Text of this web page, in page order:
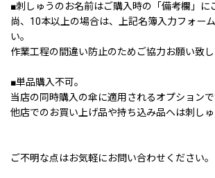
■刺しゅうのお名前はご購入時の「備考欄」に
尚、10本以上の場合は、上記名簿入力フォー
い。
作業工程の間違い防止のためご協力お願い致し
■単品購入不可。
当店の同時購入の傘に適用されるオプションで
他店でのお買い上げ品や持ち込み品へは刺しゅ
ご不明な点はお気軽にお問い合わせください。